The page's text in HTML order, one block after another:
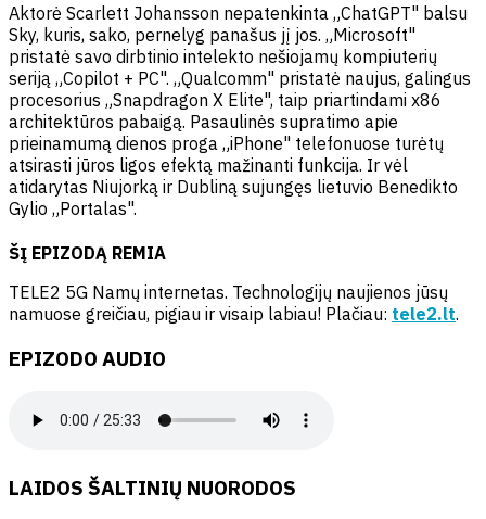
Aktorė Scarlett Johansson nepatenkinta „ChatGPT" balsu
Sky, kuris, sako, pernelyg panašus jį jos. „Microsoft"
pristatė savo dirbtinio intelekto nešiojamų kompiuterių
seriją „Copilot + PC". „Qualcomm" pristatė naujus, galingus
procesorius „Snapdragon X Elite", taip priartindami x86
architektūros pabaigą. Pasaulinės supratimo apie
prieinamumą dienos proga „iPhone" telefonuose turėtų
atsirasti jūros ligos efektą mažinanti funkcija. Ir vėl
atidarytas Niujorką ir Dubliną sujungęs lietuvio Benedikto
Gylio „Portalas".
ŠĮ EPIZODĄ REMIA
TELE2 5G Namų internetas. Technologijų naujienos jūsų
namuose greičiau, pigiau ir visaip labiau! Plačiau: tele2.lt.
EPIZODO AUDIO
LAIDOS ŠALTINIŲ NUORODOS